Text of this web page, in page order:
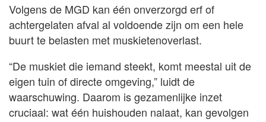
Volgens de MGD kan één onverzorgd erf of
achtergelaten afval al voldoende zijn om een hele
buurt te belasten met muskietenoverlast.
“De muskiet die iemand steekt, komt meestal uit de
eigen tuin of directe omgeving,” luidt de
waarschuwing. Daarom is gezamenlijke inzet
cruciaal: wat één huishouden nalaat, kan gevolgen